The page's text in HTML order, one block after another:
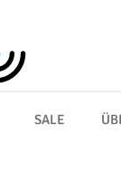
SALE